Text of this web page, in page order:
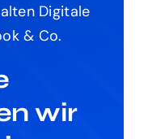
Digitale
& Co.
wir